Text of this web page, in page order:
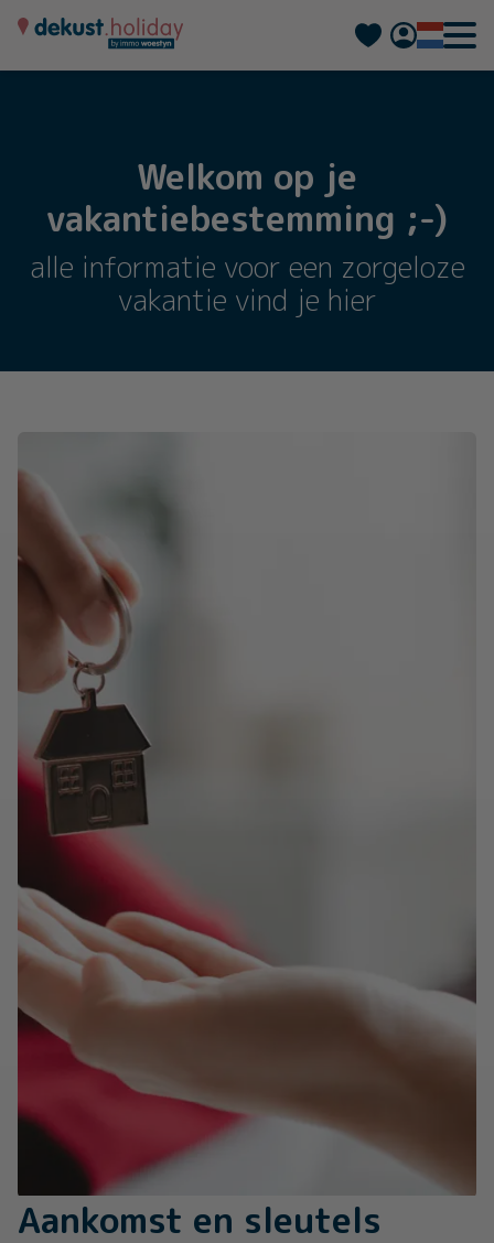
Français
Welkom op je
vakantiebestemming ;-)
alle informatie voor een zorgeloze
vakantie vind je hier
Aankomst en sleutels